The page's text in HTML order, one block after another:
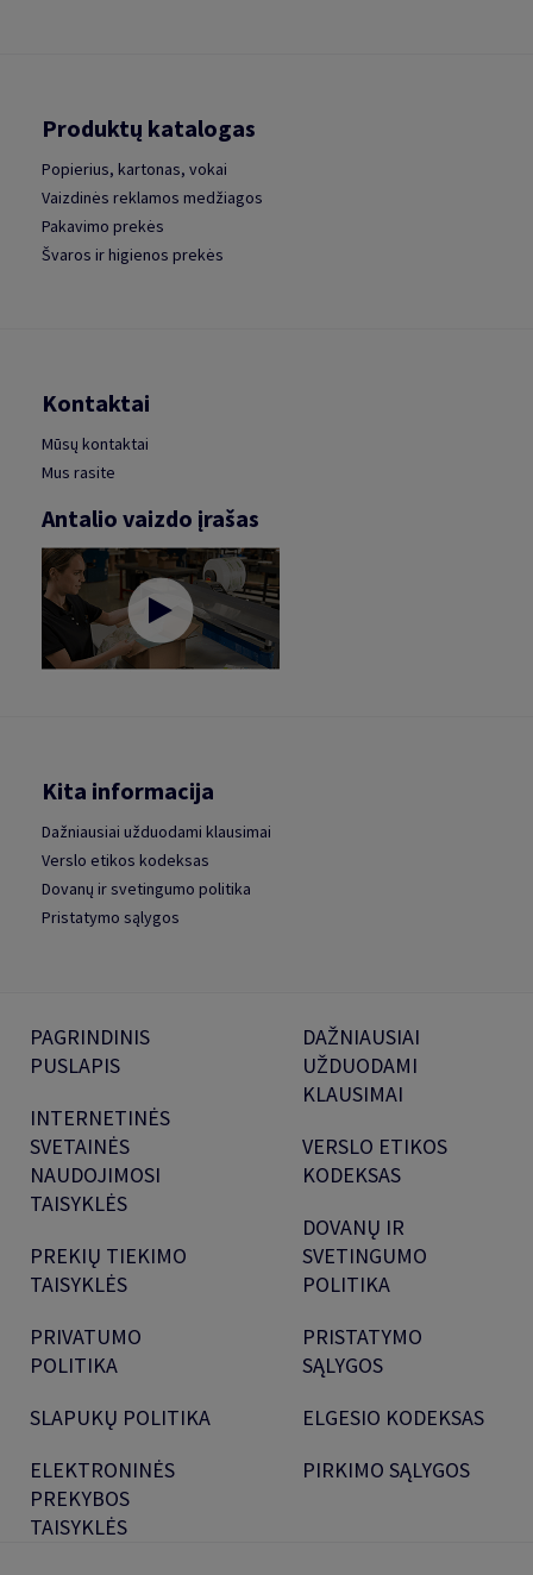
Produktų katalogas
Popierius, kartonas, vokai
Vaizdinės reklamos medžiagos
Pakavimo prekės
Švaros ir higienos prekės
Kontaktai
Mūsų kontaktai
Mus rasite
Antalio vaizdo įrašas
Kita informacija
Dažniausiai užduodami klausimai
Verslo etikos kodeksas
Dovanų ir svetingumo politika
Pristatymo sąlygos
PAGRINDINIS
PUSLAPIS
INTERNETINĖS
SVETAINĖS
NAUDOJIMOSI
TAISYKLĖS
PREKIŲ TIEKIMO
TAISYKLĖS
PRIVATUMO
POLITIKA
SLAPUKŲ POLITIKA
ELEKTRONINĖS
PREKYBOS
TAISYKLĖS
DAŽNIAUSIAI
UŽDUODAMI
KLAUSIMAI
VERSLO ETIKOS
KODEKSAS
DOVANŲ IR
SVETINGUMO
POLITIKA
PRISTATYMO
SĄLYGOS
ELGESIO KODEKSAS
PIRKIMO SĄLYGOS